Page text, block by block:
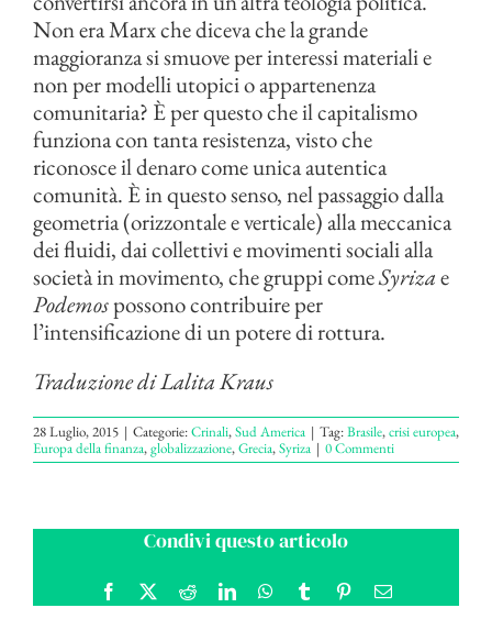
Non era Marx che diceva che la grande
maggioranza si smuove per interessi materiali e
non per modelli utopici o appartenenza
comunitaria? È per questo che il capitalismo
funziona con tanta resistenza, visto che
riconosce il denaro come unica autentica
comunità. È in questo senso, nel passaggio dalla
geometria (orizzontale e verticale) alla meccanica
dei fluidi, dai collettivi e movimenti sociali alla
società in movimento, che gruppi comeSyrizae
Podemospossono contribuire per
l’intensificazione di un potere di rottura.
Traduzione di Lalita Kraus
28 Luglio, 2015 | Categorie:Crinali,Sud America | Tag:Brasile,crisi europea,
Europa della finanza,globalizzazione,Grecia,Syriza | 0 Commenti
Condivi questo articolo
Facebook RedditLinkedInWhatsApp
Tumblr PinterestEmail